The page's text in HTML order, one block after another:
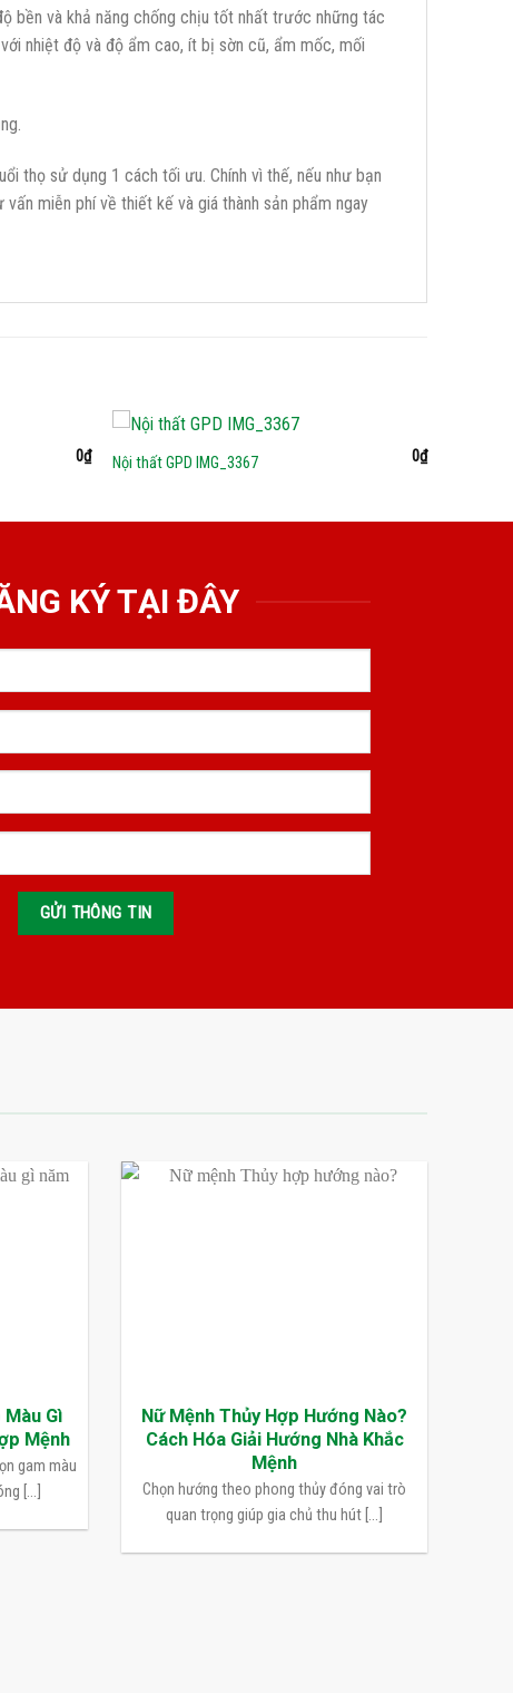
bền và khả năng chống chịu tốt nhất trước những tác
nhiệt độ và độ ẩm cao, ít bị sờn cũ, ẩm mốc, mối
thọ sử dụng 1 cách tối ưu. Chính vì thế, nếu như bạn
miễn phí về thiết kế và giá thành sản phẩm ngay
0₫ Nội thất GPD IMG_3367 0₫
KÝ TẠI ĐÂY
Gì
Mệnh
gam màu
[...]
Nữ Mệnh Thủy Hợp Hướng Nào?
Cách Hóa Giải Hướng Nhà Khắc
Mệnh
Chọn hướng theo phong thủy đóng vai trò
quan trọng giúp gia chủ thu hút [...]